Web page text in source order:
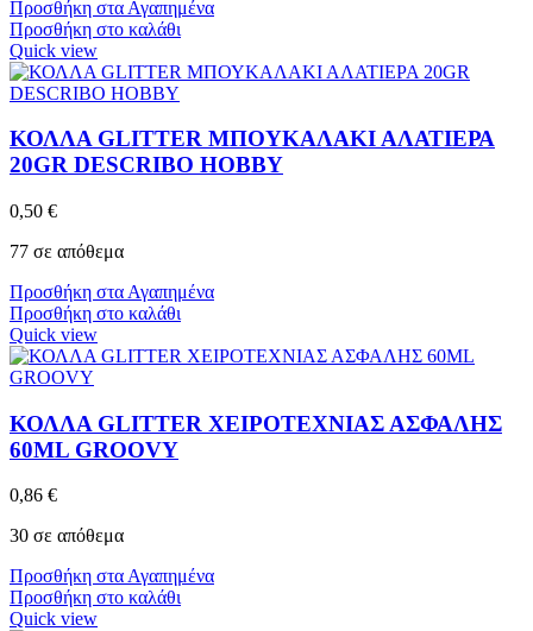
Προσθήκη στα Αγαπημένα
Προσθήκη στο καλάθι
Quick view
ΚΟΛΛΑ GLITTER ΜΠΟΥΚΑΛΑΚΙ ΑΛΑΤΙΕΡΑ
20GR DESCRIBO HOBBY
0,50 €
77 σε απόθεμα
Προσθήκη στα Αγαπημένα
Προσθήκη στο καλάθι
Quick view
ΚΟΛΛΑ GLITTER ΧΕΙΡΟΤΕΧΝΙΑΣ ΑΣΦΑΛΗΣ
60ML GROOVY
0,86 €
30 σε απόθεμα
Προσθήκη στα Αγαπημένα
Προσθήκη στο καλάθι
Quick view